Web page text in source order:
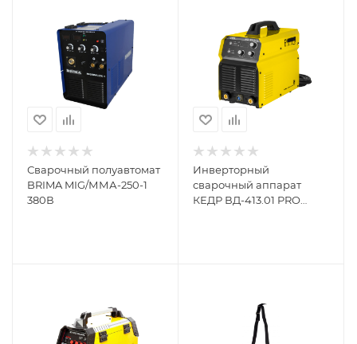
Сварочный полуавтомат
BRIMA MIG/ММА-250-1
380В
Инверторный
сварочный аппарат
КЕДР ВД-413.01 PRO